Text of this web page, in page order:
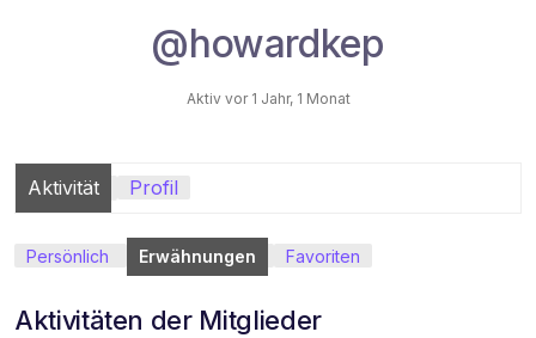
@howardkep
Aktiv vor 1 Jahr, 1 Monat
Aktivität Profil
Persönlich Erwähnungen Favoriten
Aktivitäten der Mitglieder